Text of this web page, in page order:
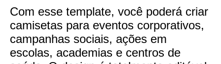
Com esse template, você poderá criar
camisetas para eventos corporativos,
campanhas sociais, ações em
escolas, academias e centros de